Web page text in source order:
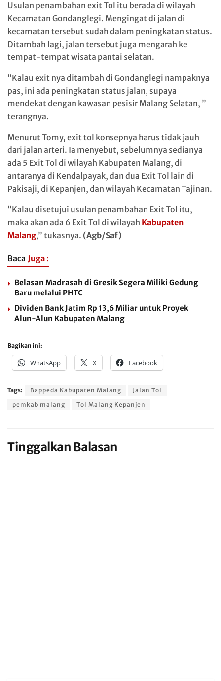
Usulan penambahan exit Tol itu berada di wilayah
Kecamatan Gondanglegi. Mengingat di jalan di
kecamatan tersebut sudah dalam peningkatan status.
Ditambah lagi, jalan tersebut juga mengarah ke
tempat-tempat wisata pantai selatan.
“Kalau exit nya ditambah di Gondanglegi nampaknya
pas, ini ada peningkatan status jalan, supaya
mendekat dengan kawasan pesisir Malang Selatan, ”
terangnya.
Menurut Tomy, exit tol konsepnya harus tidak jauh
dari jalan arteri. Ia menyebut, sebelumnya sedianya
ada 5 Exit Tol di wilayah Kabupaten Malang, di
antaranya di Kendalpayak, dan dua Exit Tol lain di
Pakisaji, di Kepanjen, dan wilayah Kecamatan Tajinan.
“Kalau disetujui usulan penambahan Exit Tol itu,
maka akan ada 6 Exit Tol di wilayah Kabupaten
Malang,” tukasnya. (Agb/Saf)
Baca Juga :
Belasan Madrasah di Gresik Segera Miliki Gedung
Baru melalui PHTC
Dividen Bank Jatim Rp 13,6 Miliar untuk Proyek
Alun-Alun Kabupaten Malang
Bagikan ini:
WhatsApp X Facebook
Tags: Bappeda Kabupaten Malang
Jalan Tol
pemkab malang
Tol Malang Kepanjen
Tinggalkan Balasan